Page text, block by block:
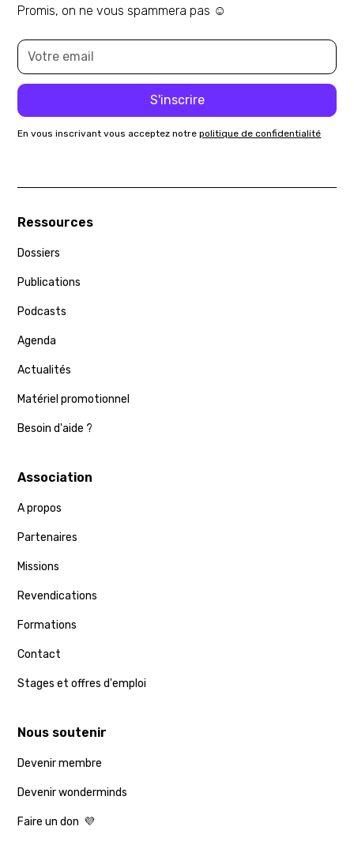
Promis, on ne vous spammera pas ☺️
En vous inscrivant vous acceptez notrepolitique de confidentialité
Ressources
Dossiers
Publications
Podcasts
Agenda
Actualités
Matériel promotionnel
Besoin d'aide ?
Association
A propos
Partenaires
Missions
Revendications
Formations
Contact
Stages et offres d'emploi
Nous soutenir
Devenir membre
Devenir wonderminds
Faire un don 💜